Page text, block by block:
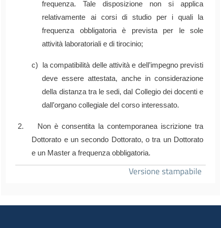
frequenza. Tale disposizione non si applica
relativamente ai corsi di studio per i quali la
frequenza obbligatoria è prevista per le sole
attività laboratoriali e di tirocinio;
c) la compatibilità delle attività e dell’impegno previsti
deve essere attestata, anche in considerazione
della distanza tra le sedi, dal Collegio dei docenti e
dall’organo collegiale del corso interessato.
2. Non è consentita la contemporanea iscrizione tra
Dottorato e un secondo Dottorato, o tra un Dottorato
e un Master a frequenza obbligatoria.
Versione stampabile